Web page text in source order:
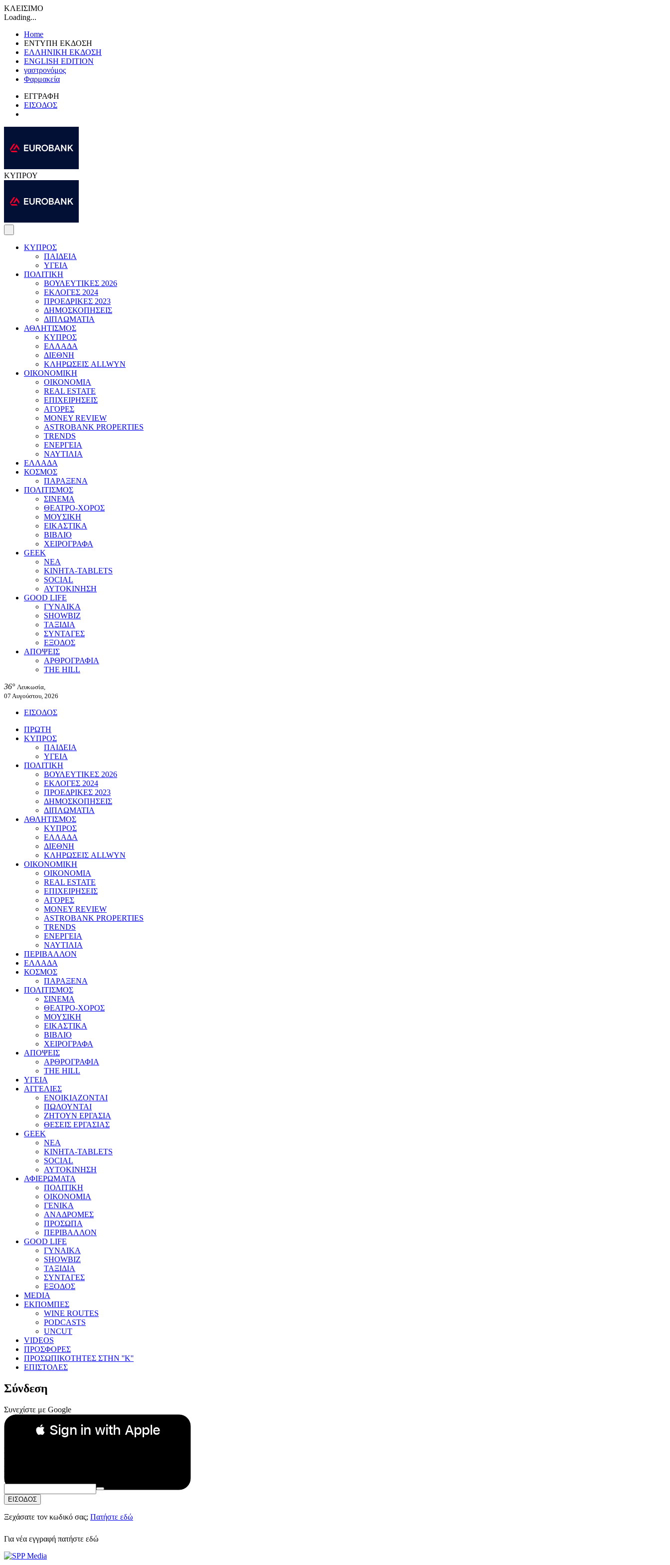
ΚΛΕΙΣΙΜΟ
Loading...
Home
ΕΝΤΥΠΗ ΕΚΔΟΣΗ
ΕΛΛΗΝΙΚΗ ΕΚΔΟΣΗ
ENGLISH EDITION
γαστρονόμος
Φαρμακεία
ΕΓΓΡΑΦΗ
ΕΙΣΟΔΟΣ
ΚΥΠΡΟΥ
ΚΥΠΡΟΣ
ΠΑΙΔΕΙΑ
ΥΓΕΙΑ
ΠΟΛΙΤΙΚΗ
ΒΟΥΛΕΥΤΙΚΕΣ 2026
ΕΚΛΟΓΕΣ 2024
ΠΡΟΕΔΡΙΚΕΣ 2023
ΔΗΜΟΣΚΟΠΗΣΕΙΣ
ΔΙΠΛΩΜΑΤΙΑ
ΑΘΛΗΤΙΣΜΟΣ
ΚΥΠΡΟΣ
ΕΛΛΑΔΑ
ΔΙΕΘΝΗ
ΚΛΗΡΩΣΕΙΣ ALLWYN
ΟΙΚΟΝΟΜΙΚΗ
ΟΙΚΟΝΟΜΙΑ
REAL ESTATE
ΕΠΙΧΕΙΡΗΣΕΙΣ
ΑΓΟΡΕΣ
MONEY REVIEW
ASTROBANK PROPERTIES
TRENDS
ΕΝΕΡΓΕΙΑ
ΝΑΥΤΙΛΙΑ
ΕΛΛΑΔΑ
ΚΟΣΜΟΣ
ΠΑΡΑΞΕΝΑ
ΠΟΛΙΤΙΣΜΟΣ
ΣΙΝΕΜΑ
ΘΕΑΤΡΟ-ΧΟΡΟΣ
ΜΟΥΣΙΚΗ
ΕΙΚΑΣΤΙΚΑ
ΒΙΒΛΙΟ
ΧΕΙΡΟΓΡΑΦΑ
GEEK
ΝΕΑ
ΚΙΝΗΤΑ-TABLETS
SOCIAL
ΑΥΤΟΚΙΝΗΣΗ
GOOD LIFE
ΓΥΝΑΙΚΑ
SHOWBIZ
ΤΑΞΙΔΙΑ
ΣΥΝΤΑΓΕΣ
ΕΞΟΔΟΣ
ΑΠΟΨΕΙΣ
ΑΡΘΡΟΓΡΑΦΙΑ
THE HILL
36° Λευκωσία,
07 Αυγούστου, 2026
ΕΙΣΟΔΟΣ
ΠΡΩΤΗ
ΚΥΠΡΟΣ
ΠΑΙΔΕΙΑ
ΥΓΕΙΑ
ΠΟΛΙΤΙΚΗ
ΒΟΥΛΕΥΤΙΚΕΣ 2026
ΕΚΛΟΓΕΣ 2024
ΠΡΟΕΔΡΙΚΕΣ 2023
ΔΗΜΟΣΚΟΠΗΣΕΙΣ
ΔΙΠΛΩΜΑΤΙΑ
ΑΘΛΗΤΙΣΜΟΣ
ΚΥΠΡΟΣ
ΕΛΛΑΔΑ
ΔΙΕΘΝΗ
ΚΛΗΡΩΣΕΙΣ ALLWYN
ΟΙΚΟΝΟΜΙΚΗ
ΟΙΚΟΝΟΜΙΑ
REAL ESTATE
ΕΠΙΧΕΙΡΗΣΕΙΣ
ΑΓΟΡΕΣ
MONEY REVIEW
ASTROBANK PROPERTIES
TRENDS
ΕΝΕΡΓΕΙΑ
ΝΑΥΤΙΛΙΑ
ΠΕΡΙΒΑΛΛΟΝ
ΕΛΛΑΔΑ
ΚΟΣΜΟΣ
ΠΑΡΑΞΕΝΑ
ΠΟΛΙΤΙΣΜΟΣ
ΣΙΝΕΜΑ
ΘΕΑΤΡΟ-ΧΟΡΟΣ
ΜΟΥΣΙΚΗ
ΕΙΚΑΣΤΙΚΑ
ΒΙΒΛΙΟ
ΧΕΙΡΟΓΡΑΦΑ
ΑΠΟΨΕΙΣ
ΑΡΘΡΟΓΡΑΦΙΑ
THE HILL
ΥΓΕΙΑ
ΑΓΓΕΛΙΕΣ
ΕΝΟΙΚΙΑΖΟΝΤΑΙ
ΠΩΛΟΥΝΤΑΙ
ΖΗΤΟΥΝ ΕΡΓΑΣΙΑ
ΘΕΣΕΙΣ ΕΡΓΑΣΙΑΣ
GEEK
ΝΕΑ
ΚΙΝΗΤΑ-TABLETS
SOCIAL
ΑΥΤΟΚΙΝΗΣΗ
ΑΦΙΕΡΩΜΑΤΑ
ΠΟΛΙΤΙΚΗ
ΟΙΚΟΝΟΜΙΑ
ΓΕΝΙΚΑ
ΑΝΑΔΡΟΜΕΣ
ΠΡΟΣΩΠΑ
ΠΕΡΙΒΑΛΛΟΝ
GOOD LIFE
ΓΥΝΑΙΚΑ
SHOWBIZ
ΤΑΞΙΔΙΑ
ΣΥΝΤΑΓΕΣ
ΕΞΟΔΟΣ
MEDIA
ΕΚΠΟΜΠΕΣ
WINE ROUTES
PODCASTS
UNCUT
VIDEOS
ΠΡΟΣΦΟΡΕΣ
ΠΡΟΣΩΠΙΚΟΤΗΤΕΣ ΣΤΗΝ ''Κ''
ΕΠΙΣΤΟΛΕΣ
Σύνδεση
Συνεχίστε με Google
 Sign in with Apple
Συνεχίστε με Apple
ή
Email:
Κωδικός Πρόσβασης:
ΕΙΣΟΔΟΣ
Ξεχάσατε τον κωδικό σας; Πατήστε εδώ
Για νέα εγγραφή πατήστε εδώ